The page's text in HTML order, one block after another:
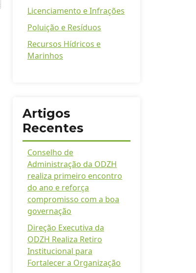
Licenciamento e Infrações
Poluição e Resíduos
Recursos Hídricos e
Marinhos
Artigos
Recentes
Conselho de
Administração da ODZH
realiza primeiro encontro
do ano e reforça
compromisso com a boa
governação
Direção Executiva da
ODZH Realiza Retiro
Institucional para
Fortalecer a Organização